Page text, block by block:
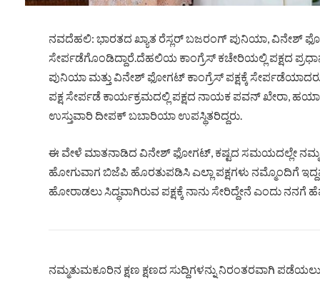
ನವದೆಹಲಿ: ಭಾರತದ ಖ್ಯಾತ ರೆಸ್ಲರ್ ಬಜರಂಗ್ ಪುನಿಯಾ, ವಿನೇಶ್
ಸೇರ್ಪಡೆಗೊಂಡಿದ್ದಾರೆ.ದೆಹಲಿಯ ಕಾಂಗ್ರೆಸ್ ಕಚೇರಿಯಲ್ಲಿ ಪಕ್ಷದ
ಪುನಿಯಾ ಮತ್ತು ವಿನೇಶ್ ಫೋಗಟ್ ಕಾಂಗ್ರೆಸ್ ಪಕ್ಷಕ್ಕೆ
ಪಕ್ಷ ಸೇರ್ಪಡೆ ಕಾರ್ಯಕ್ರಮದಲ್ಲಿ ಪಕ್ಷದ ನಾಯಕ ಪವನ್ ಖೇರಾ,
ಉಸ್ತುವಾರಿ ದೀಪಕ್ ಬಬಾರಿಯಾ ಉಪಸ್ಥಿತರಿದ್ದರು.
ಈ ವೇಳೆ ಮಾತನಾಡಿದ ವಿನೇಶ್ ಫೋಗಟ್, ಕಷ್ಟದ ಸಮಯದಲ್ಲೇ
ಹೋಗುವಾಗ ಬಿಜೆಪಿ ಹೊರತುಪಡಿಸಿ ಎಲ್ಲಾ ಪಕ್ಷಗಳು ನಮ್ಮೊಂದಿಗೆ
ಹೋರಾಡಲು ಸಿದ್ಧವಾಗಿರುವ ಪಕ್ಷಕ್ಕೆ ನಾನು ಸೇರಿದ್ದೇನೆ ಎಂದು ನನಗೆ
ನಮ್ಮತುಮಕೂರಿನ ಕ್ಷಣ ಕ್ಷಣದ ಸುದ್ದಿಗಳನ್ನು ನಿರಂತರವಾಗಿ